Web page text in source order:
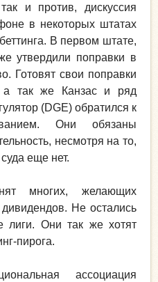
и против, дискуссия
в некоторых штатах
В первом штате,
утвердили поправки в
Готовят свои поправки
так же Канзас и ряд
(DGE) обратился к
Они обязаны
несмотря на то,
еще нет.
многих, желающих
Не остались
лиги. Они так же хотят
пирога.
ассоциация